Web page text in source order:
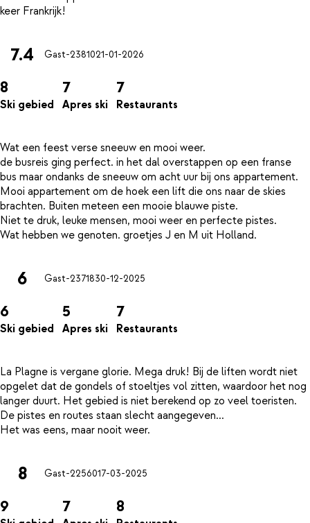
7.4 Gast-2381021-01-2026
8
Ski gebied
7
Apres ski
7
Restaurants
Wat een feest verse sneeuw en mooi weer.
de busreis ging perfect. in het dal overstappen op een franse
bus maar ondanks de sneeuw om acht uur bij ons appartement.
Mooi appartement om de hoek een lift die ons naar de skies
brachten. Buiten meteen een mooie blauwe piste.
Niet te druk, leuke mensen, mooi weer en perfecte pistes.
6 Gast-2371830-12-2025
6
Ski gebied
5
Apres ski
7
Restaurants
La Plagne is vergane glorie. Mega druk! Bij de liften wordt niet
opgelet dat de gondels of stoeltjes vol zitten, waardoor het nog
langer duurt. Het gebied is niet berekend op zo veel toeristen.
De pistes en routes staan slecht aangegeven...
8 Gast-2256017-03-2025
9 7 8